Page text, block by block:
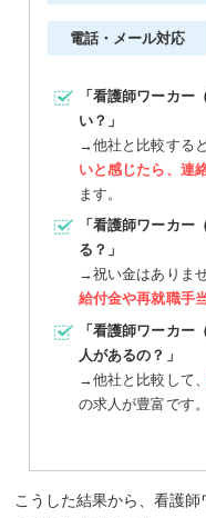
電話・メール対応
「看護師ワーカー
い？」
→他社と比較する
いと感じたら、連
ます。
「看護師ワーカー
る？」
→祝い金はありま
給付金や再就職手
「看護師ワーカー
人があるの？」
→他社と比較して、
の求人が豊富です。
こうした結果から、看護